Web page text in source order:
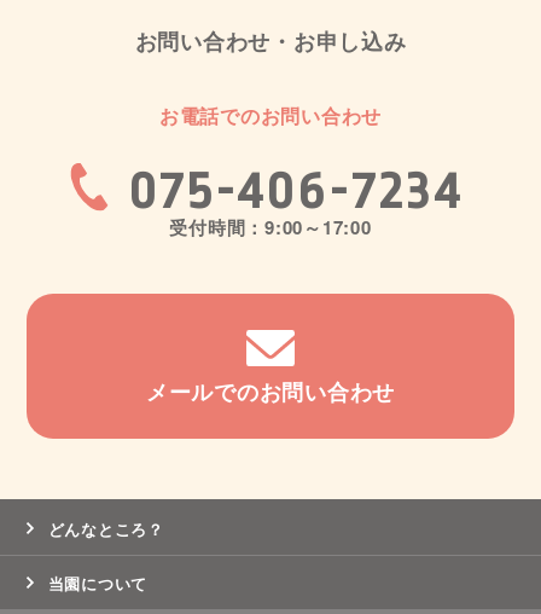
お問い合わせ・お申し込み
お電話でのお問い合わせ
075-406-7234
受付時間：9:00～17:00
メールでのお問い合わせ
どんなところ？
当園について